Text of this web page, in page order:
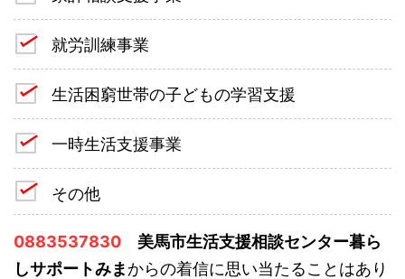
就労訓練事業
生活困窮世帯の子どもの学習支援
一時生活支援事業
その他
0883537830
美馬市生活支援相談センター暮ら
しサポートみまからの着信に思い当たることはあり